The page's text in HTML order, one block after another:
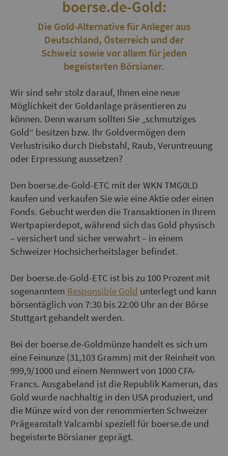
boerse.de-Gold:
Die Gold-Alternative für Anleger aus
Deutschland, Österreich und der
Schweiz sowie vor allem für jeden
begeisterten Börsianer.
Wir sind sehr stolz darauf, Ihnen eine neue
Möglichkeit der Goldanlage präsentieren zu
können. Denn warum sollten Sie „schmutziges
Gold“ besitzen bzw. Ihr Goldvermögen dem
Verlustrisiko durch Diebstahl, Raub, Veruntreuung
oder Erpressung aussetzen?
Den boerse.de-Gold-ETC mit der WKN TMG0LD
kaufen und verkaufen Sie wie eine Aktie oder einen
Fonds. Gebucht werden die Transaktionen in Ihrem
Wertpapierdepot, während sich das Gold physisch
– versichert und sicher verwahrt – in einem
Schweizer Hochsicherheitslager befindet.
Der boerse.de-Gold-ETC ist bis zu 100 Prozent mit
sogenanntem Responsible Gold unterlegt und kann
börsentäglich von 7:30 bis 22:00 Uhr an der Börse
Stuttgart gehandelt werden.
Bei der boerse.de-Goldmünze handelt es sich um
eine Feinunze (31,103 Gramm) mit der Reinheit von
999,9/1000 und einem Nennwert von 1000 CFA-
Francs. Ausgabeland ist die Republik Kamerun, das
Gold wurde nachhaltig in den USA produziert, und
die Münze wird von der renommierten Schweizer
Prägeanstalt Valcambi speziell für boerse.de und
begeisterte Börsianer geprägt.